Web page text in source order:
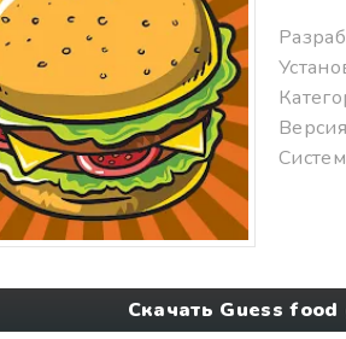
Скачать Guess